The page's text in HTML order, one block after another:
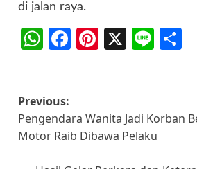
di jalan raya.
WhatsApp
Facebook
Pinterest
X Line
Post
navigation
Previous:
Pengendara Wanita Jadi Korban
Motor Raib Dibawa Pelaku